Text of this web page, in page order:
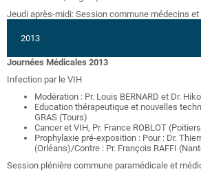
Jeudi après-midi: Session commune médecins
2013
Journées Médicales 2013
Infection par le VIH
Modération : Pr. Louis BERNARD et Dr.
Education thérapeutique et nouvelles
GRAS (Tours)
Cancer et VIH, Pr. France ROBLOT
Prophylaxie pré-exposition : Pour : Dr.
(Orléans)/Contre : Pr. François RAFFI
Session plénière commune paramédicale et